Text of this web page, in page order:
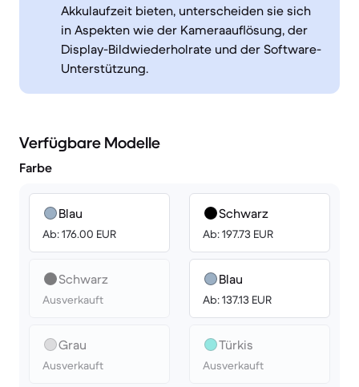
Akkulaufzeit bieten, unterscheiden sie sich
in Aspekten wie der Kameraauflösung, der
Display-Bildwiederholrate und der Software-
Unterstützung.
Verfügbare Modelle
Farbe
Blau
Ab: 176.00 EUR
Schwarz
Ausverkauft
Grau
Ausverkauft
Schwarz
Ab: 197.73 EUR
Blau
Ab: 137.13 EUR
Türkis
Ausverkauft